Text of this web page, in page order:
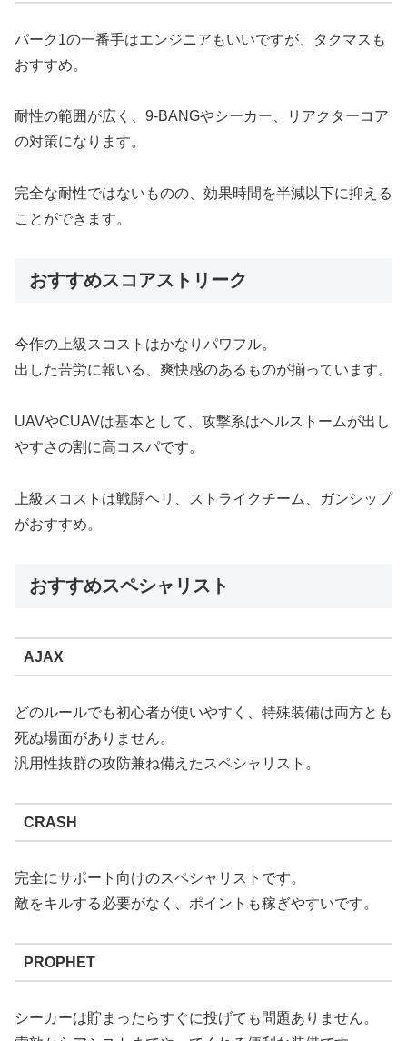
パーク1の一番手はエンジニアもいいですが、タクマスも
おすすめ。
耐性の範囲が広く、9-BANGやシーカー、リアクターコア
の対策になります。
完全な耐性ではないものの、効果時間を半減以下に抑える
ことができます。
おすすめスコアストリーク
今作の上級スコストはかなりパワフル。
出した苦労に報いる、爽快感のあるものが揃っています。
UAVやCUAVは基本として、攻撃系はヘルストームが出し
やすさの割に高コスパです。
上級スコストは戦闘ヘリ、ストライクチーム、ガンシップ
がおすすめ。
おすすめスペシャリスト
AJAX
どのルールでも初心者が使いやすく、特殊装備は両方とも
死ぬ場面がありません。
汎用性抜群の攻防兼ね備えたスペシャリスト。
CRASH
完全にサポート向けのスペシャリストです。
敵をキルする必要がなく、ポイントも稼ぎやすいです。
PROPHET
シーカーは貯まったらすぐに投げても問題ありません。